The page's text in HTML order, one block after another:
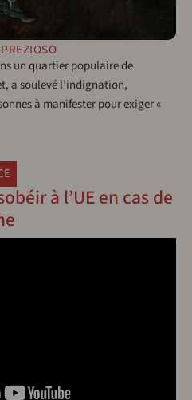
un quartier populaire de
a soulevé l’indignation,
à manifester pour exiger «
à l’UE en cas de